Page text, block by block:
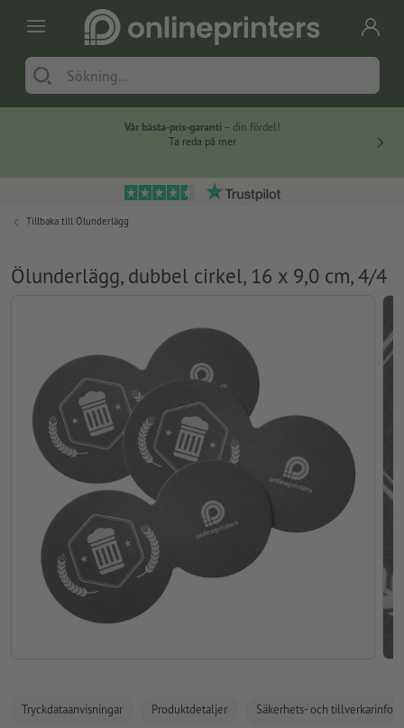
Vår bästa-pris-garanti – din fördel!
Ta reda på mer
Tillbaka till Ölunderlägg
Ölunderlägg, dubbel cirkel, 16 x 9,0 cm, 4/4
Tryckdataanvisningar Produktdetaljer Säkerhets- och